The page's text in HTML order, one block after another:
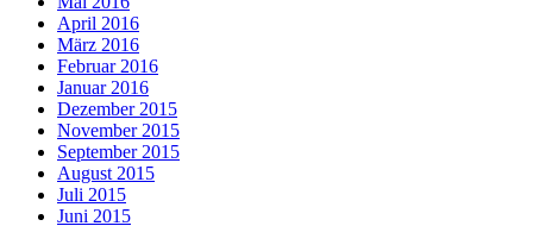
April 2016
März 2016
Februar 2016
Januar 2016
Dezember 2015
November 2015
September 2015
August 2015
Juli 2015
Juni 2015